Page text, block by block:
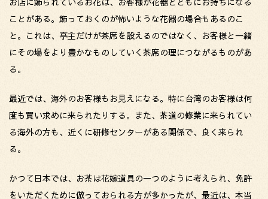
ことがある。飾っておくのが怖いような花器の場合もあるのこ
と。これは、亭主だけが茶席を設えるのではなく、お客様と一緒
にその場をより豊かなものしていく茶席の理につながるものがあ
る。
最近では、海外のお客様もお見えになる。特に台湾のお客様は何
度も買い求めに来られたりする。また、茶道の修業に来られてい
る海外の方も、近くに研修センターがある関係で、良く来られ
る。
かつて日本では、お茶は花嫁道具の一つのように考えられ、免許
をいただくために倣っておられる方が多かったが、最近は、本当